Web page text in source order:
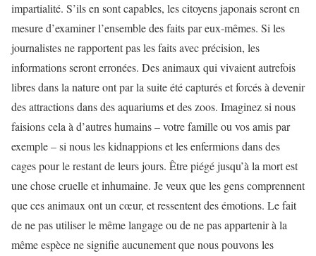
impartialité. S’ils en sont capables, les citoyens japonais seront en
mesure d’examiner l’ensemble des faits par eux-mêmes. Si les
journalistes ne rapportent pas les faits avec précision, les
informations seront erronées. Des animaux qui vivaient autrefois
libres dans la nature ont par la suite été capturés et forcés à devenir
des attractions dans des aquariums et des zoos. Imaginez si nous
faisions cela à d’autres humains – votre famille ou vos amis par
exemple – si nous les kidnappions et les enfermions dans des
cages pour le restant de leurs jours. Être piégé jusqu’à la mort est
une chose cruelle et inhumaine. Je veux que les gens comprennent
que ces animaux ont un cœur, et ressentent des émotions. Le fait
de ne pas utiliser le même langage ou de ne pas appartenir à la
même espèce ne signifie aucunement que nous pouvons les